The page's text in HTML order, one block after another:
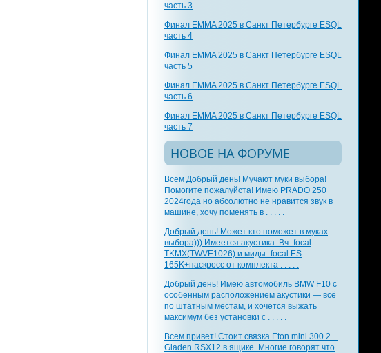
часть 3
Финал EMMA 2025 в Санкт Петербурге ESQL
часть 4
Финал EMMA 2025 в Санкт Петербурге ESQL
часть 5
Финал EMMA 2025 в Санкт Петербурге ESQL
часть 6
Финал EMMA 2025 в Санкт Петербурге ESQL
часть 7
НОВОЕ НА ФОРУМЕ
Всем Добрый день! Мучают муки выбора!
Помогите пожалуйста! Имею PRADO 250
2024года но абсолютно не нравится звук в
машине, хочу поменять в . . . . .
Добрый день! Может кто поможет в муках
выбора))) Имеется акустика: Вч -focal
TKMX(TWVE1026) и миды -focal ES
165K+паскросс от комплекта . . . . .
Добрый день! Имею автомобиль BMW F10 с
особенным расположением акустики — всё
по штатным местам, и хочется выжать
максимум без установки с . . . . .
Всем привет! Стоит связка Eton mini 300.2 +
Gladen RSX12 в ящике. Многие говорят что